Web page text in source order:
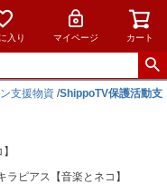
入り マイページ カート
支援物資 /ShippoTV保護活動支
ピアス【音楽とネコ】